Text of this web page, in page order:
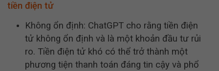
tiền điện tử
Không ổn định: ChatGPT cho rằng tiền điện
tử không ổn định và là một khoản đầu tư rủi
ro. Tiền điện tử khó có thể trở thành một
phương tiện thanh toán đáng tin cậy và phổ